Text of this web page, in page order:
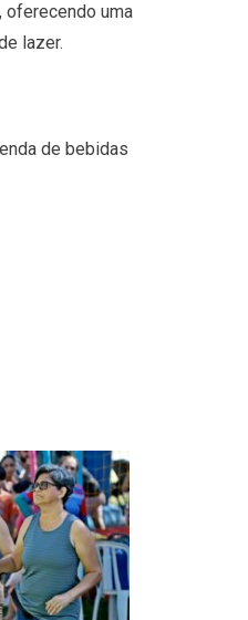
oferecendo uma
lazer.
de bebidas